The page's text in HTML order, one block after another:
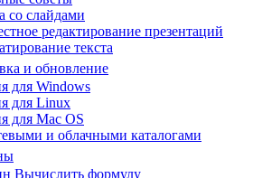
со слайдами
редактирование презентаций
текста
и обновление
для Windows
для Linux
для Mac OS
и облачными каталогами
Вычислить формулу